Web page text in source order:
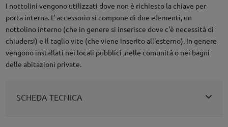
I nottolini vengono utilizzati dove non è richiesto la chiave per
porta interna. L' accessorio si compone di due elementi, un
nottolino interno (che in genere si inserisce dove c'è necessità di
chiudersi) e il taglio vite (che viene inserito all'esterno). In genere
vengono installati nei locali pubblici ,nelle comunità o nei bagni
delle abitazioni private.
SCHEDA TECNICA